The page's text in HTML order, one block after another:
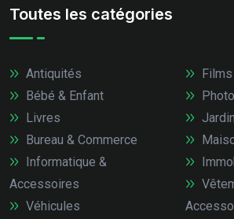
Toutes les catégories
Antiquités
Bébé & Enfant
Livres
Bureau & Commerce
Informatique &
Accessoires
Véhicules
Films